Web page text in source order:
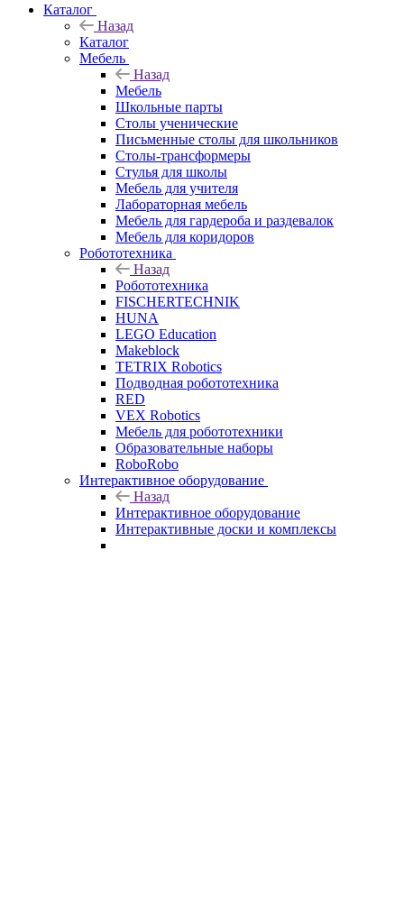
Каталог
Назад
Каталог
Мебель
Назад
Мебель
Школьные парты
Столы ученические
Письменные столы для школьников
Столы-трансформеры
Стулья для школы
Мебель для учителя
Лабораторная мебель
Мебель для гардероба и раздевалок
Мебель для коридоров
Робототехника
Назад
Робототехника
FISCHERTECHNIK
HUNA
LEGO Education
Makeblock
TETRIX Robotics
Подводная робототехника
RED
VEX Robotics
Мебель для робототехники
Образовательные наборы
RoboRobo
Интерактивное оборудование
Назад
Интерактивное оборудование
Интерактивные доски и комплексы